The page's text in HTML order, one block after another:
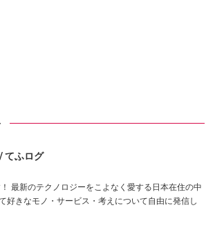
てふログ
最新のテクノロジーをこよなく愛する日本在住の中
好きなモノ・サービス・考えについて自由に発信し